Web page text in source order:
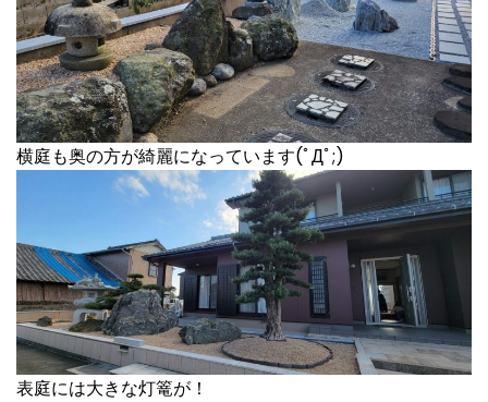
横庭も奥の方が綺麗になっています(ﾟДﾟ;)
表庭には大きな灯篭が！